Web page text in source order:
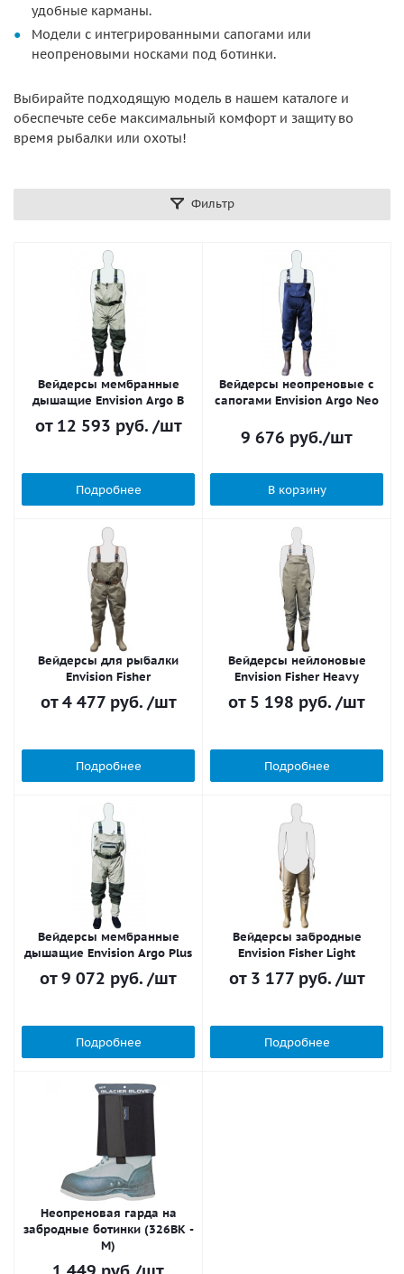
удобные карманы.
Модели с интегрированными сапогами или
неопреновыми носками под ботинки.
Выбирайте подходящую модель в нашем каталоге и
обеспечьте себе максимальный комфорт и защиту во
время рыбалки или охоты!
Фильтр
Вейдерсы мембранные
дышащие Envision Argo B
от 12 593 руб. /шт
Подробнее
Вейдерсы неопреновые с
сапогами Envision Argo Neo
9 676 руб./шт
В корзину
Вейдерсы для рыбалки
Envision Fisher
от4 477 руб. /шт
Подробнее
Вейдерсы нейлоновые
Envision Fisher Heavy
от 5 198 руб. /шт
Подробнее
Вейдерсы мембранные
дышащие Envision Argo Plus
от9 072 руб. /шт
Подробнее
Вейдерсы забродные
Envision Fisher Light
от 3 177 руб. /шт
Подробнее
Неопреновая гарда на
забродные ботинки (326BK -
M)